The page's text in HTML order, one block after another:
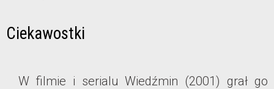
Ciekawostki
W filmie i serialu Wiedźmin (2001) grał go